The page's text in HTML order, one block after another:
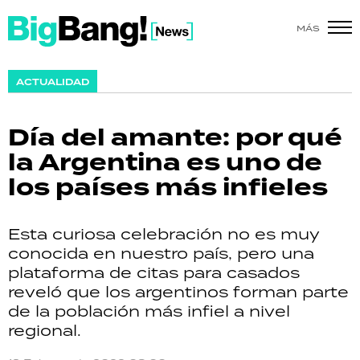
MÁS
ACTUALIDAD
Día del amante: por qué
la Argentina es uno de
los países más infieles
Esta curiosa celebración no es muy
conocida en nuestro país, pero una
plataforma de citas para casados
reveló que los argentinos forman parte
de la población más infiel a nivel
regional.
SHOW
ACTUALIDAD
POLICIALES
ECONOMÍA
GRAN HERMANO
SALUD
DEPORTES